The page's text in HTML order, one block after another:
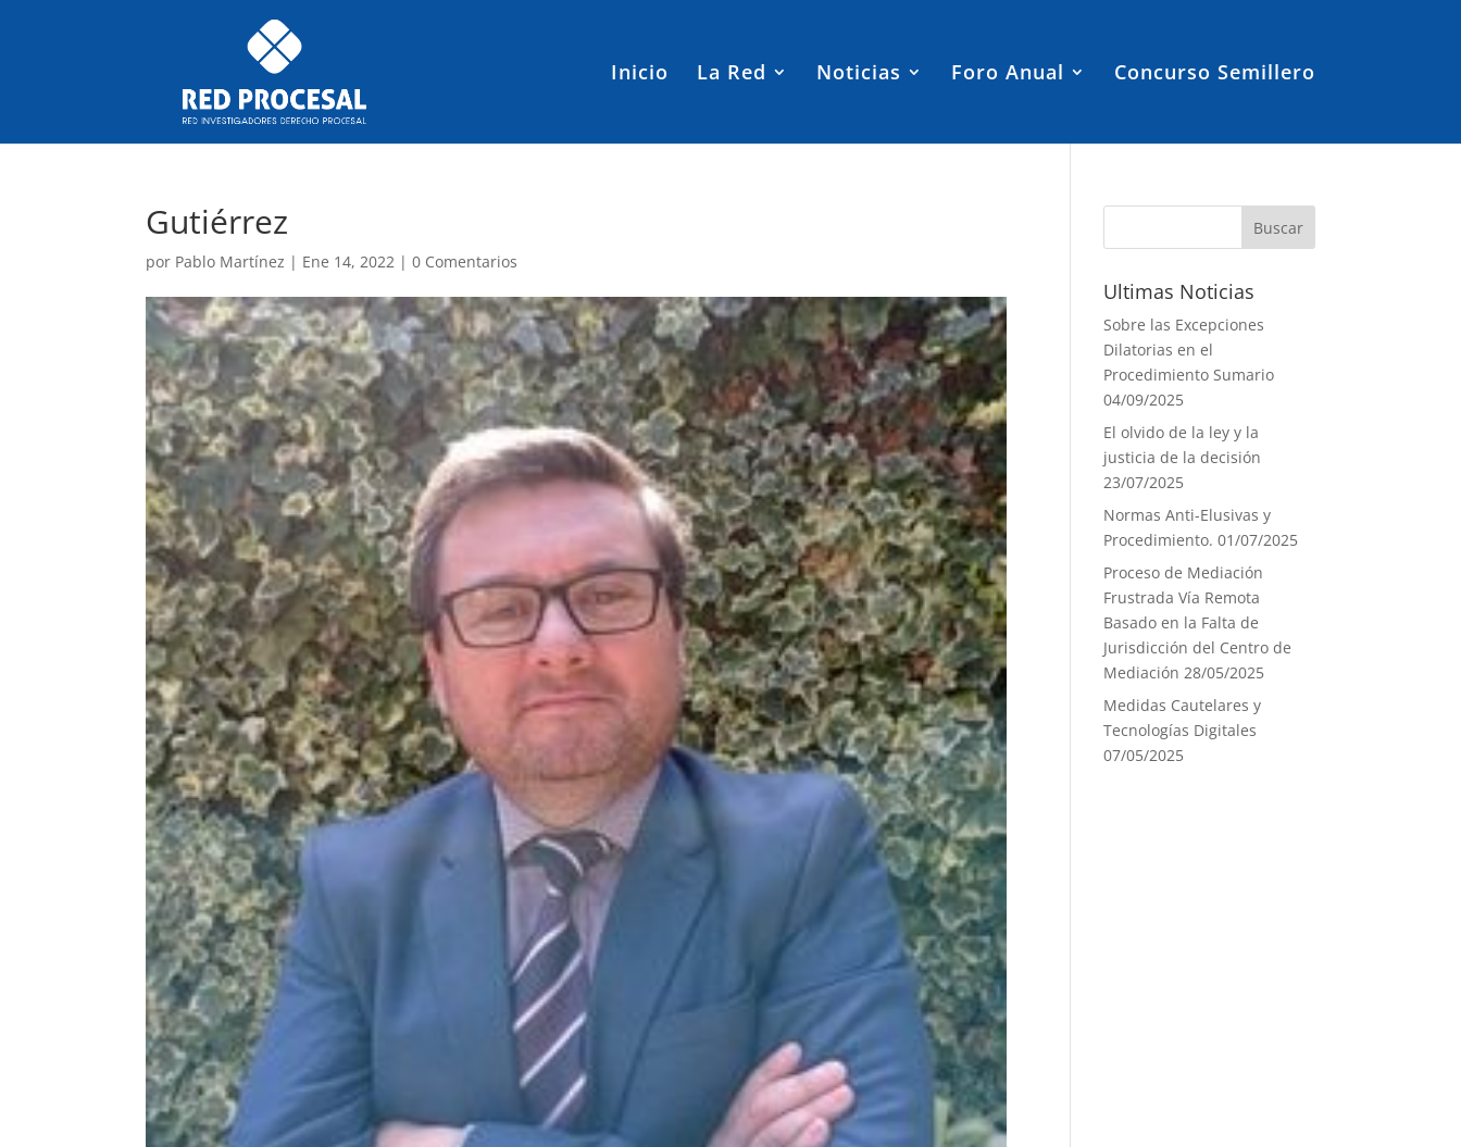
Inicio La Red Noticias Foro Anual Concurso Semillero
Gutiérrez
por Pablo Martínez | Ene 14, 2022 |0 Comentarios
Ultimas Noticias
Sobre las Excepciones
Dilatorias en el
Procedimiento Sumario
04/09/2025
El olvido de la ley y la
justicia de la decisión
23/07/2025
Normas Anti-Elusivas y
Procedimiento. 01/07/2025
Proceso de Mediación
Frustrada Vía Remota
Basado en la Falta de
Jurisdicción del Centro de
Mediación 28/05/2025
Medidas Cautelares y
Tecnologías Digitales
07/05/2025